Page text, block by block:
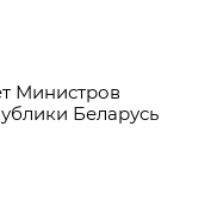
Министров
Беларусь